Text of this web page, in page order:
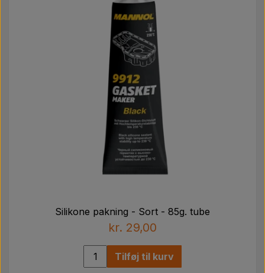
Silikone pakning - Sort - 85g. tube
kr. 29,00
Tilføj til kurv